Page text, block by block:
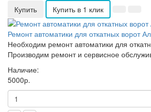
Купить Купить в 1 клик
Ремонт автоматики для откатных ворот
Необходим ремонт автоматики для
Производим ремонт и сервисное
Наличие:
5000р.